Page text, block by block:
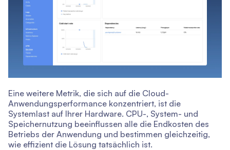
Eine weitere Metrik, die sich auf die Cloud-
Anwendungsperformance konzentriert, ist die
Systemlast auf Ihrer Hardware. CPU-, System- und
Speichernutzung beeinflussen alle die Endkosten des
Betriebs der Anwendung und bestimmen gleichzeitig,
wie effizient die Lösung tatsächlich ist.